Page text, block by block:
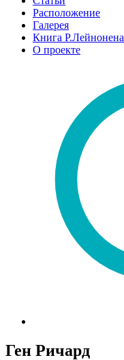
Расположение
Галерея
Книга Р.Лейнонена
О проекте
Ген Ричард